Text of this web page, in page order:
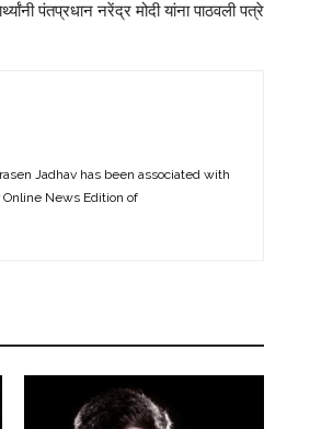
पंतप्रधान नरेंद्र मोदी यांना पाठवली पत्रे
Jadhav has been associated with
News Edition of